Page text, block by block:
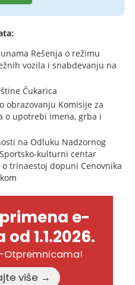
Rešenja o režimu
vozila i snabdevanju na
Čukarica
obrazovanju Komisije za
o upotrebi imena, grba i
na Odluku Nadzornog
kulturni centar
trinaestoj dopuni Cenovnika
e-
1.1.2026.
Otpremnicama!
Pročitajte više →